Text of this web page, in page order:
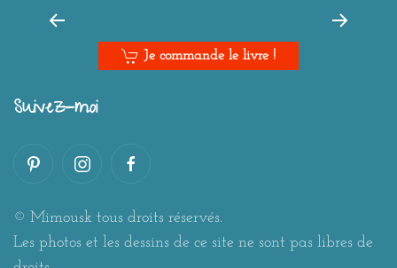
Je commande le livre !
Suivez-moi
© Mimousk tous droits réservés.
Les photos et les dessins de ce site ne sont pas libres de